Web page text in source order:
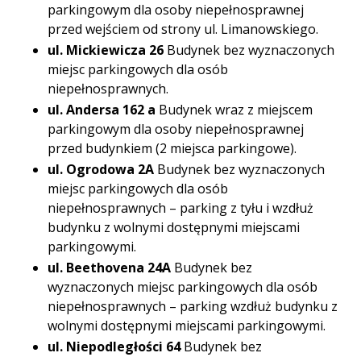
parkingowym dla osoby niepełnosprawnej
przed wejściem od strony ul. Limanowskiego.
ul. Mickiewicza 26 Budynek bez wyznaczonych
miejsc parkingowych dla osób
niepełnosprawnych.
ul. Andersa 162 a Budynek wraz z miejscem
parkingowym dla osoby niepełnosprawnej
przed budynkiem (2 miejsca parkingowe).
ul. Ogrodowa 2A Budynek bez wyznaczonych
miejsc parkingowych dla osób
niepełnosprawnych – parking z tyłu i wzdłuż
budynku z wolnymi dostępnymi miejscami
parkingowymi.
ul. Beethovena 24A Budynek bez
wyznaczonych miejsc parkingowych dla osób
niepełnosprawnych – parking wzdłuż budynku z
wolnymi dostępnymi miejscami parkingowymi.
ul. Niepodległości 64Budynek bez